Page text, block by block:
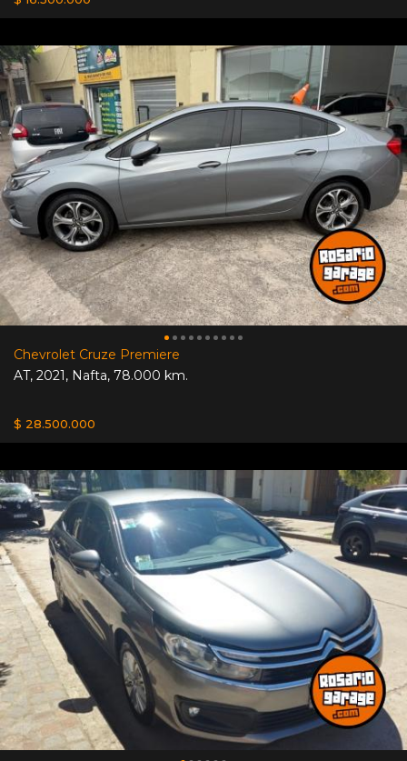
Chevrolet Cruze Premiere
AT, 2021, Nafta, 78.000 km.
$ 28.500.000